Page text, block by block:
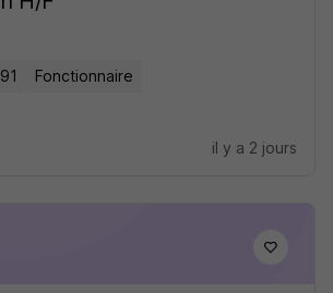
Fonctionnaire
il y a 2 jours